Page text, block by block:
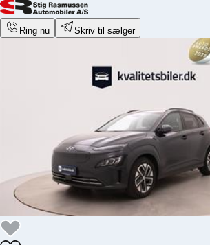
Ring nu Skriv til sælger